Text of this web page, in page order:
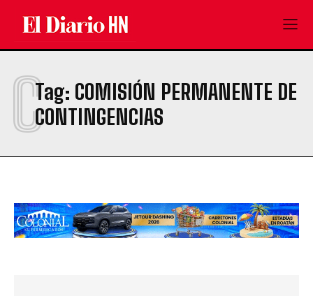
Tag: COMISIÓN PERMANENTE DE
CONTINGENCIAS
C